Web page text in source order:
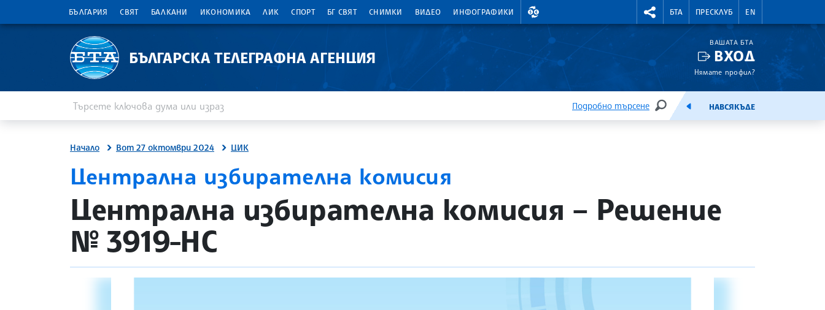
БЪЛГАРИЯ СВЯТ БАЛКАНИ ИКОНОМИКА ЛИК СПОРТ БГ СВЯТ СНИМКИ ВИДЕО ИНФОГРАФИКИ
ВАЛУТНИ КУРСОВЕ RIGHTMENU.SOCIAL
БТА ПРЕСКЛУБ EN
БЪЛГАРСКА ТЕЛЕГРАФНА АГЕНЦИЯ
ВАШАТА БТА
ВХОД
Нямате профил?
Подробно търсене
ТЪРСЕНЕЕМИСИЯНАВСЯКЪДЕ
Начало Вот 27 октомври 2024 ЦИК
Централна избирателна комисия
site.bta
Централна избирателна комисия – Решение
№ 3919-НС